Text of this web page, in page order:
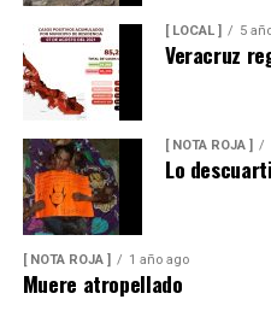
[ LOCAL ] 5
Veracruz
[ NOTA ROJA ]
Lo
[ NOTA ROJA ] 1 año ago
Muere atropellado